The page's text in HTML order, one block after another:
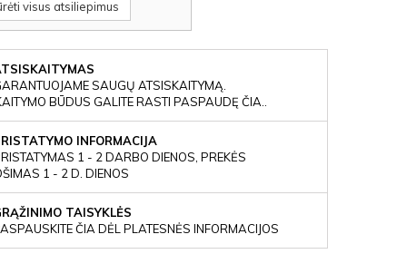
visus atsiliepimus
SAUGŲ ATSISKAITYMĄ.
BŪDUS GALITE RASTI PASPAUDĘ ČIA..
INFORMACIJA
1 - 2 DARBO DIENOS, PREKĖS
1 - 2 D. DIENOS
TAISYKLĖS
ČIA DĖL PLATESNĖS INFORMACIJOS